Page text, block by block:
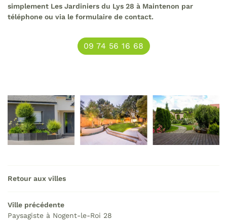
simplement Les Jardiniers du Lys 28 à Maintenon par
téléphone ou via le formulaire de contact.
09 74 56 16 68
Retour aux villes
Ville précédente
Paysagiste à Nogent-le-Roi 28